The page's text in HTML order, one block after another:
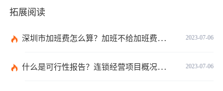
拓展阅读
2023-07-06
深圳市加班费怎么算？加班不给加班费应该怎么办？
2023-07-06
什么是可行性报告？连锁经营项目概况都有哪些内容？ 环球观察